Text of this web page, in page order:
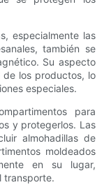
especialmente las
también se
Su aspecto
de los productos, lo
especiales.
para
y protegerlos. Las
almohadillas de
moldeados
en su lugar,
transporte.